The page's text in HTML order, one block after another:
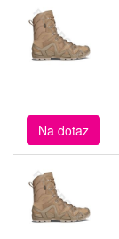
Na dotaz